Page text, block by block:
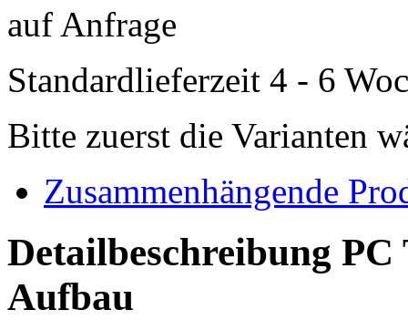
auf Anfrage
Standardlieferzeit 4 - 6
Bitte zuerst die Varianten
Zusammenhängende
Detailbeschreibung
Aufbau